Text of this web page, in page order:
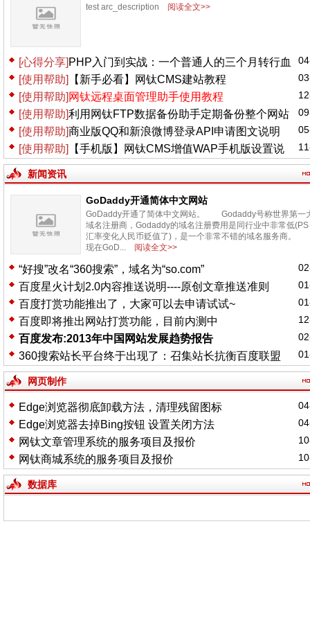
test arc_description 阅读全文>>
[心得分享]PHP入门到实战：一个普通人的三个月转行血
泪史
[使用帮助] 【新手必看】网钛CMS建站教程
[使用帮助]网钛远程桌面管理助手使用教程
[使用帮助]利用网钛FTP数据备份助手定期备份整个网站
[使用帮助]商业版QQ和新浪微博登录API申请图文说明
[使用帮助] 【手机版】网钛CMS增值WAP手机版设置说
明新闻资讯
GoDaddy开通简体中文网站
GoDaddy开通了简体中文网站。 Godaddy号称世界第一
域名注册商，Godaddy的域名注册费用是同行业中非常低
汇率变化人民币贬值了)，是一个非常不错的域名服务商
现在GoD...
阅读全文>>
“好搜”改名“360搜索”，域名为“so.com”
百度星火计划2.0内容推送说明----原创文章推送准则
百度打赏功能推出了，大家可以去申请试试~
百度即将推出网站打赏功能，目前内测中
百度发布:2013年中国网站发展趋势报告
360搜索站长平台终于出现了：召集站长抗衡百度联盟
网页制作
Edge浏览器彻底卸载方法，清理残留图标
Edge浏览器去掉Bing按钮 设置关闭方法
网钛文章管理系统的服务项目及报价
网钛商城系统的服务项目及报价
数据库